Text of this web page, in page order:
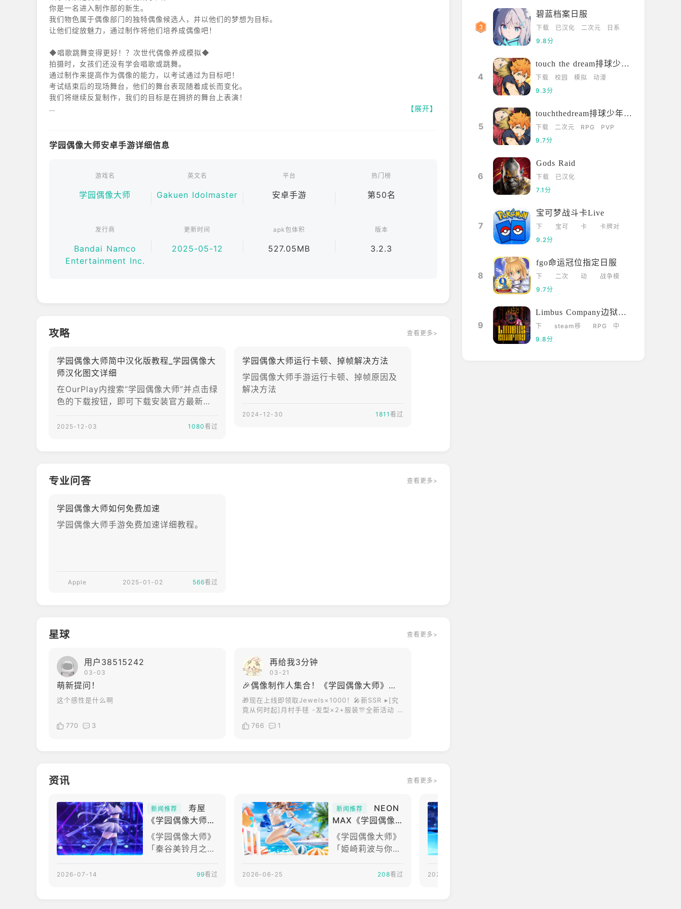
你是一名进入制作部的新生。
我们物色属于偶像部门的独特偶像候选人，并以他们的梦想为目标。
让他们绽放魅力，通过制作将他们培养成偶像吧！
◆唱歌跳舞变得更好！？次世代偶像养成模拟◆
拍摄时，女孩们还没有学会唱歌或跳舞。
通过制作来提高作为偶像的能力，以考试通过为目标吧！
考试结束后的现场舞台，他们的舞台表现随着成长而变化。
我们将继续反复制作，我们的目标是在拥挤的舞台上表演！
作为偶像的弱点和隐藏的忧虑……
◆什么是《偶像大师》系列◆
作为制作人培养偶像的游戏系统，以及独特的角色和歌曲，受到了许多客户的支持。
【展开】
学园偶像大师安卓手游详细信息
游戏名
学园偶像大师
英文名
Gakuen Idolmaster
平台
安卓手游
热门榜
第50名
发行商
Bandai Namco
Entertainment Inc.
更新时间
2025-05-12
apk包体积
527.05MB
版本
3.2.3
攻略 查看更多>
学园偶像大师简中汉化版教程_学园偶像大
师汉化图文详细
在OurPlay内搜索“学园偶像大师”并点击绿
色的下载按钮，即可下载安装官方最新版
有“支持汉化”标识，长按“导入应用”旁边的
ay已支持该游戏汉化重启后即可生效的提
示框，接着点击“汉化”不退出该页面，耐
成的“
2025-12-03 1080看过
学园偶像大师运行卡顿、掉帧解决方法
学园偶像大师手游运行卡顿、掉帧原因及
解决方法
2024-12-30 1811 看过
专业问答 查看更多>
学园偶像大师如何免费加速
学园偶像大师手游免费加速详细教程。
Apple 2025-01-02 566看过
星球 查看更多>
用户38515242
03-03
萌新提问！
这个感性是什么啊
770 3
再给我3分钟
03-21
🎉偶像制作人集合！《学园偶像大师》更新啦！
🎁现在上线即领取Jewels×1000！🎤新SSR ▸[究
竟从何时起]月村手毬 -发型×2+服装🎊全新活动 ▸
的专场呢、对吧]▸SR[太阳般的笑容、双双绽放] 💞
766 1
资讯 查看更多>
新闻推荐
《学园偶像大师》
秦谷美铃月之龟模
型预计2027年1月
《学园偶像大师》
「秦谷美铃月之龟
品介绍本商品出自
2026-07-14 99看过
新闻推荐
MAX《学园偶像
大师》姫崎莉波
与你共度的湛蓝夏
《学园偶像大师》
「姫崎莉波与你共
特典版1/7比例模
2026-06-25 208看过 2026-06-17
碧蓝档案日服
下载 已汉化 二次元
日系
9.8分
4
touch the dream排球少年韩服
下载 校园 模拟
动漫
9.3分
5
touchthedream排球少年日服
下载 二次元 RPG
PVP
9.7分
6
Gods Raid
下载
已汉化
7.1分
7
宝可梦战斗卡Live
下
载
宝可
卡
卡牌对
9.2分
8
fgo命运冠位指定日服
下
载
二次
动
战争模
9.7分
9
Limbus Company边狱巴士
下
载
steam移
RPG
中
9.8分